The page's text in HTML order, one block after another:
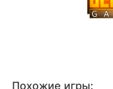
Похожие игры: